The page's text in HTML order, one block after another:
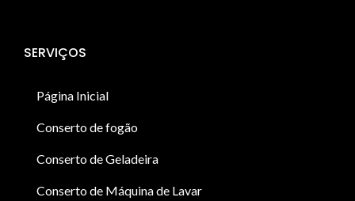
SERVIÇOS
Página Inicial
Conserto de fogão
Conserto de Geladeira
Conserto de Máquina de Lavar